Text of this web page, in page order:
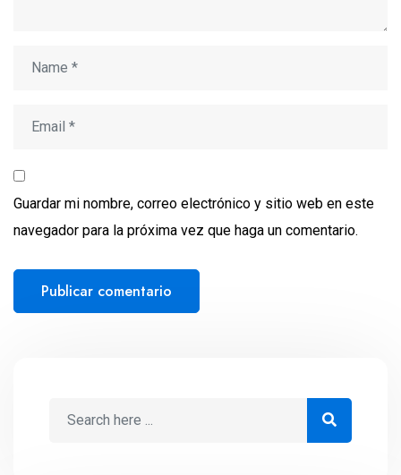
Guardar mi nombre, correo electrónico y sitio web en este
navegador para la próxima vez que haga un comentario.